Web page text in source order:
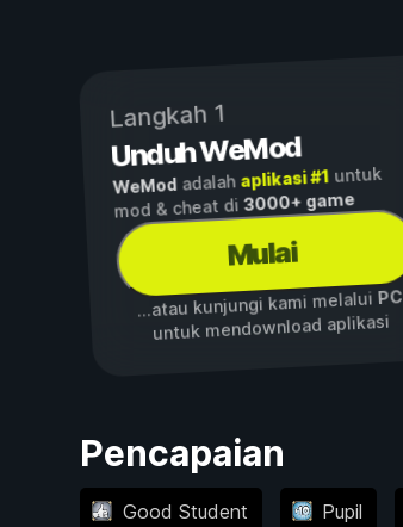
Langkah 1
Unduh WeMod
WeMod adalah aplikasi #1untuk
mod & cheat di3000+ game
Mulai
...atau kunjungi kami melalui PC
untuk mendownload aplikasi
Pencapaian
Good Student Pupil